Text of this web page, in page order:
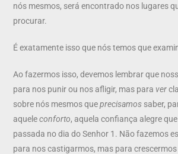
nós mesmos, será encontrado nos lugares
procurar.
É exatamente isso que nós temos que
Ao fazermos isso, devemos lembrar que
para nos punir ou nos afligir, mas para ver
sobre nós mesmos queprecisamos saber,
aqueleconforto, aquela confiança alegre
passada no dia do Senhor 1. Não fazemos
para nos castigarmos, mas para